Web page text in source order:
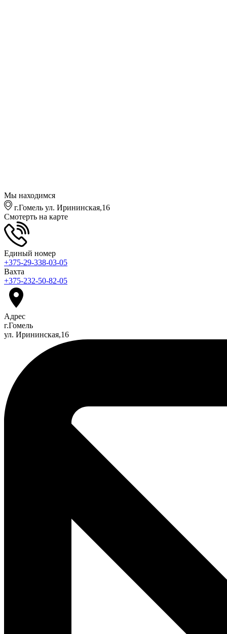
Мы находимся
г.Гомель ул. Ирининская,16
Смотерть на карте
Единый номер
+375-29-338-03-05
Вахта
+375-232-50-82-05
Адрес
г.Гомель
ул. Ирининская,16